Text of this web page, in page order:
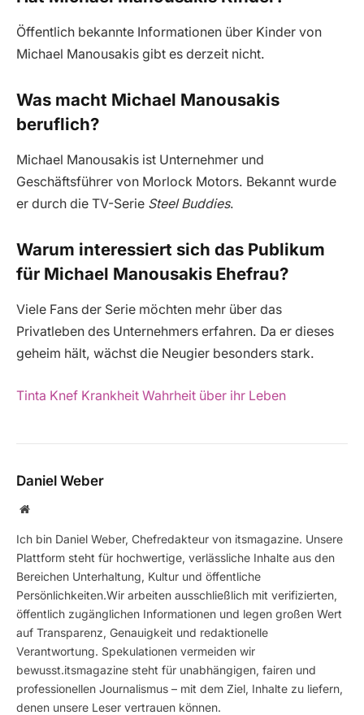
Öffentlich bekannte Informationen über Kinder von
Michael Manousakis gibt es derzeit nicht.
Was macht Michael Manousakis
beruflich?
Michael Manousakis ist Unternehmer und
Geschäftsführer von Morlock Motors. Bekannt wurde
er durch die TV-Serie Steel Buddies.
Warum interessiert sich das Publikum
für Michael Manousakis Ehefrau?
Viele Fans der Serie möchten mehr über das
Privatleben des Unternehmers erfahren. Da er dieses
geheim hält, wächst die Neugier besonders stark.
Tinta Knef Krankheit Wahrheit über ihr Leben
Daniel Weber
Website
Ich bin Daniel Weber, Chefredakteur von itsmagazine. Unsere
Plattform steht für hochwertige, verlässliche Inhalte aus den
Bereichen Unterhaltung, Kultur und öffentliche
Persönlichkeiten.Wir arbeiten ausschließlich mit verifizierten,
öffentlich zugänglichen Informationen und legen großen Wert
auf Transparenz, Genauigkeit und redaktionelle
Verantwortung. Spekulationen vermeiden wir
bewusst.itsmagazine steht für unabhängigen, fairen und
professionellen Journalismus – mit dem Ziel, Inhalte zu liefern,
denen unsere Leser vertrauen können.